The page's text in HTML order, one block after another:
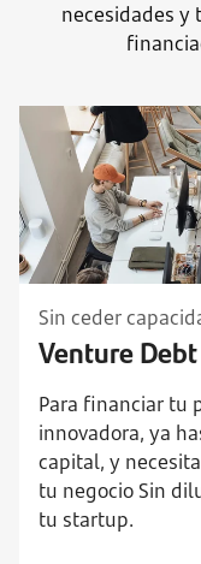
necesidades y
Sin ceder
Venture Debt
Para financiar tu
innovadora, ya
capital, y
tu negocio Sin
tu startup.